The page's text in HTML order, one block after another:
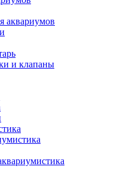
аквариумов
и клапаны